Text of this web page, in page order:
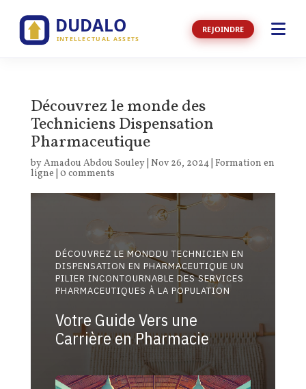
ACTIONS HUMANITAIRES
DYNAMIQUE COMMUNAUTAIRE
PHILOSOPHIE
RÉUSSITE ÉDUCATIVE
ACTUALITÉS
CONTACT
REJOINDRE
Découvrez le monde des
Techniciens Dispensation
Pharmaceutique
byAmadou Abdou Souley| Nov 26, 2024| Formation en
ligne 0 comments
DÉCOUVREZ LE MONDDU TECHNICIEN EN
DISPENSATION EN PHARMACEUTIQUE UN
PILIER INCONTOURNABLE DES SERVICES
PHARMACEUTIQUES À LA POPULATION
Votre Guide Vers une
Carrière en Pharmacie